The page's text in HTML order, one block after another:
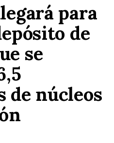
para
de
se
de núcleos